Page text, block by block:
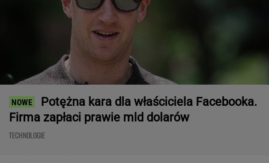
Potężna kara dla właściciela Facebooka.
Firma zapłaci prawie mld dolarów
TECHNOLOGIE